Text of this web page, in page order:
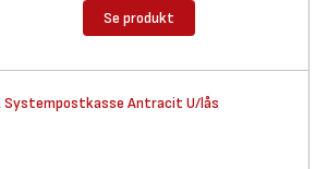
Se produkt
Systempostkasse Antracit U/lås